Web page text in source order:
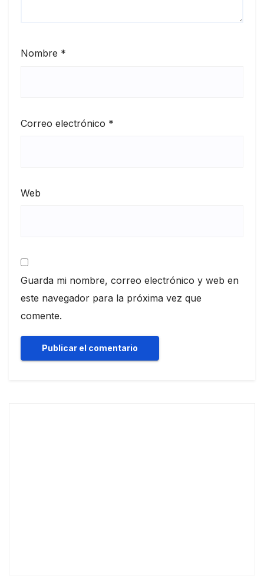
Nombre *
Correo electrónico *
Web
Guarda mi nombre, correo electrónico y web en
este navegador para la próxima vez que
comente.